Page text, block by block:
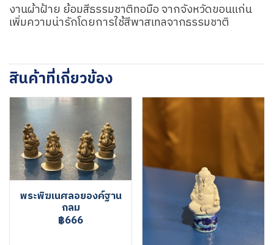
งานผ้าฝ้าย ย้อมสีธรรมชาติทอมือ จากจังหวัดขอนแก่น
เพิ่มความน่ารักโดยการใช้สีพาสเทลจากธรรมชาติ
สินค้าที่เกี่ยวข้อง
พระพิฆเนศลอยองค์ฐาน
กลม
฿666